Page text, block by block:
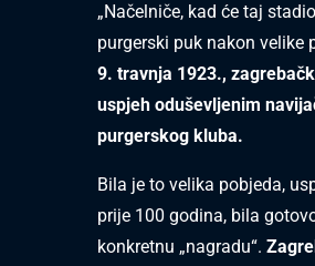
„Načelniče, kad će taj
purgerski puk nakon velike
9. travnja 1923.,
uspjeh oduševljenim
purgerskog kluba.
Bila je to velika pobjeda,
prije 100 godina, bila
konkretnu „nagradu“.